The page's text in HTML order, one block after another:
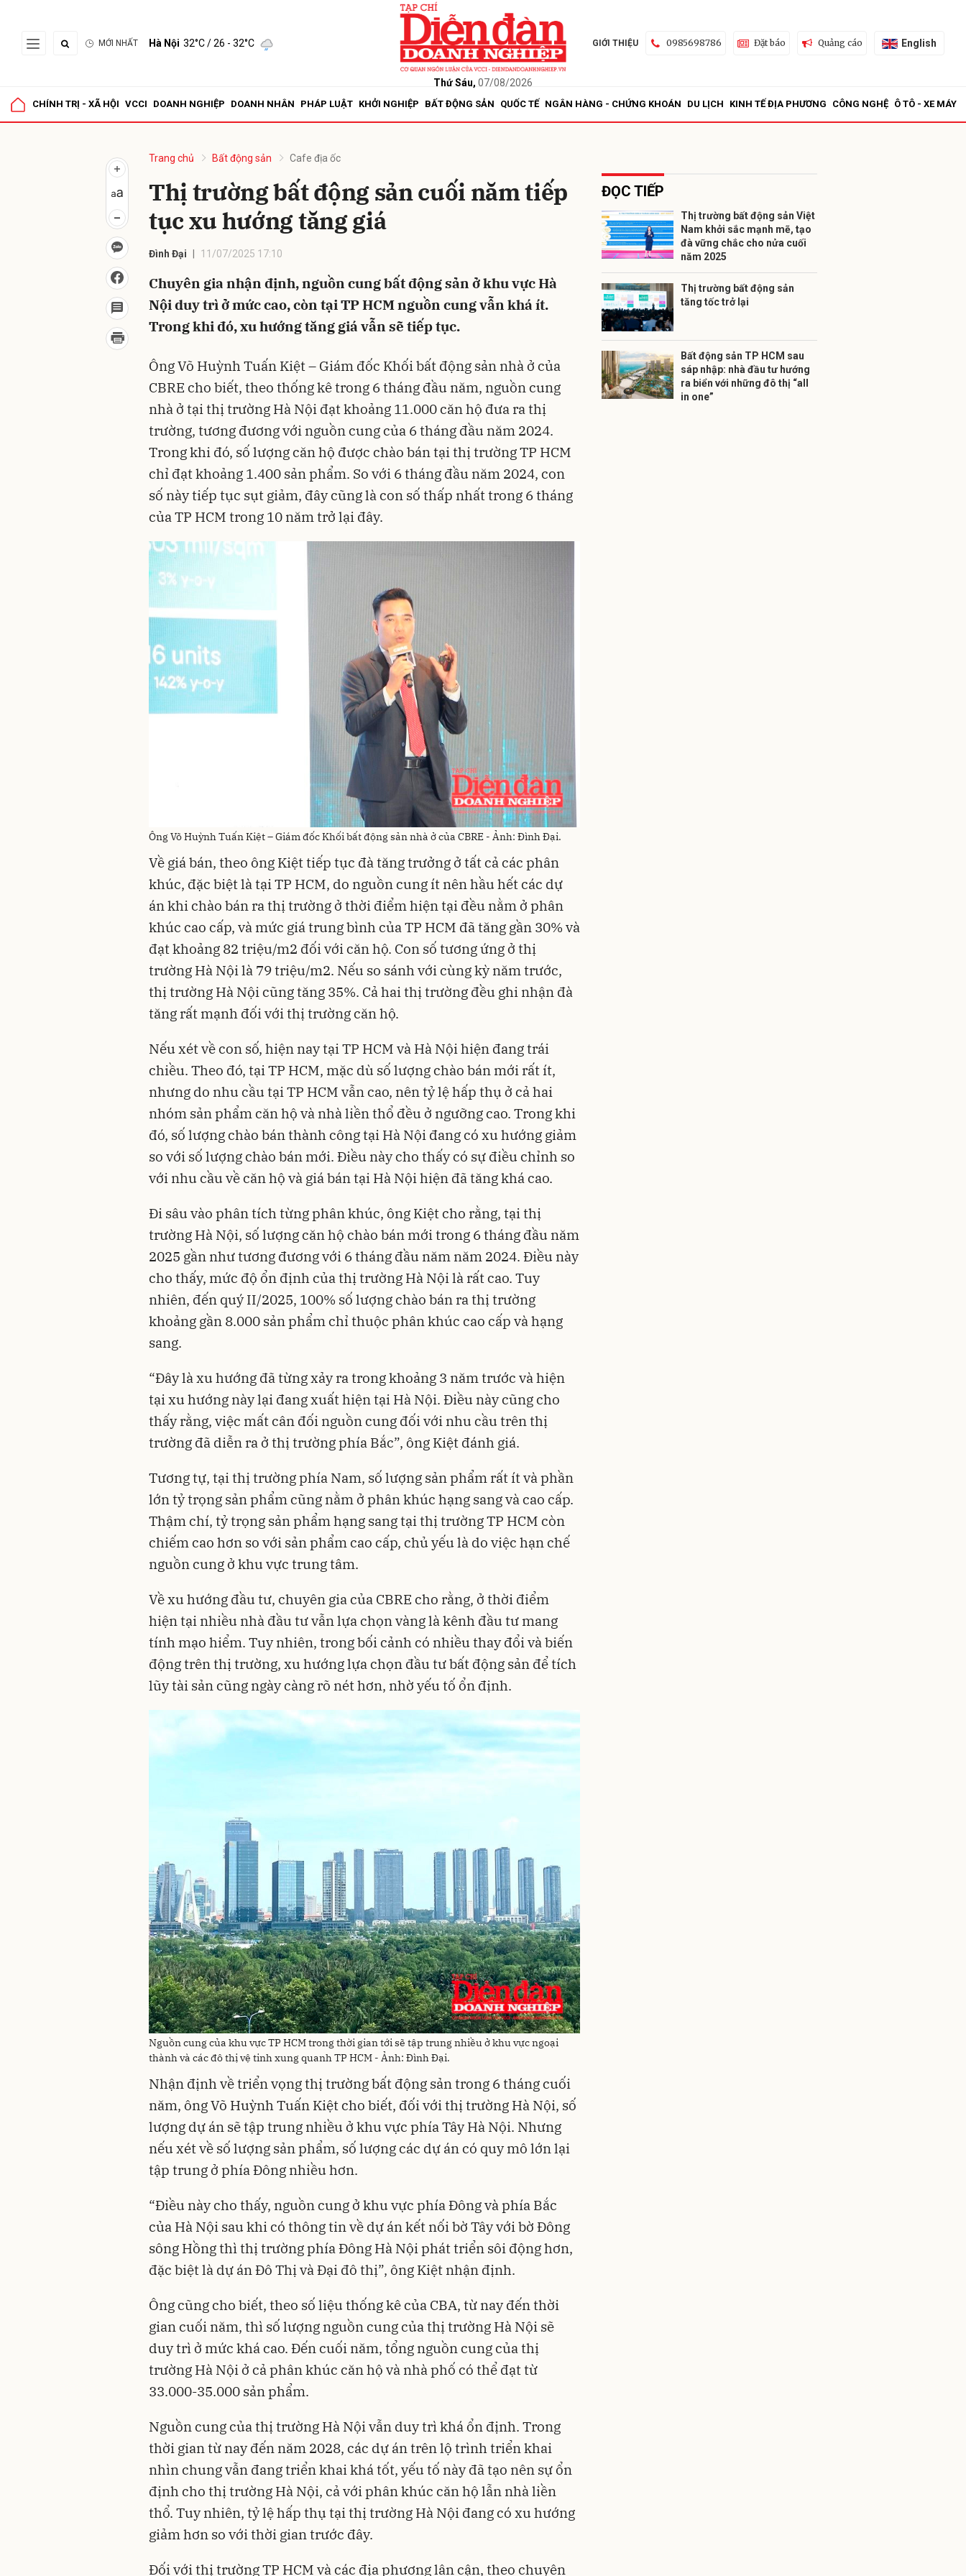
MỚI NHẤT Hà Nội 32°C/ 26 - 32°C
Thứ Sáu, 07/08/2026
GIỚI THIỆU 0985698786 Đặt báo Quảng cáo English
CHÍNH TRỊ - XÃ HỘI VCCI DOANH NGHIỆP DOANH NHÂN PHÁP LUẬT KHỞI NGHIỆP BẤT ĐỘNG SẢN QUỐC TẾ NGÂN HÀNG - CHỨNG KHOÁN DU LỊCH KINH TẾ ĐỊA PHƯƠNG CÔNG NGHỆ Ô TÔ - XE MÁY
Trang chủ Bất động sản Cafe địa ốc
Thị trường bất động sản cuối năm tiếp
tục xu hướng tăng giá
Đình Đại 11/07/2025 17:10
Chuyên gia nhận định, nguồn cung bất động sản ở khu vực Hà
Nội duy trì ở mức cao, còn tại TP HCM nguồn cung vẫn khá ít.
Trong khi đó, xu hướng tăng giá vẫn sẽ tiếp tục.
Ông Võ Huỳnh Tuấn Kiệt – Giám đốc Khối bất động sản nhà ở của
CBRE cho biết, theo thống kê trong 6 tháng đầu năm, nguồn cung
nhà ở tại thị trường Hà Nội đạt khoảng 11.000 căn hộ đưa ra thị
trường, tương đương với nguồn cung của 6 tháng đầu năm 2024.
Trong khi đó, số lượng căn hộ được chào bán tại thị trường TP HCM
chỉ đạt khoảng 1.400 sản phẩm. So với 6 tháng đầu năm 2024, con
số này tiếp tục sụt giảm, đây cũng là con số thấp nhất trong 6 tháng
của TP HCM trong 10 năm trở lại đây.
Ông Võ Huỳnh Tuấn Kiệt – Giám đốc Khối bất động sản nhà ở của CBRE - Ảnh: Đình Đại.
Về giá bán, theo ông Kiệt tiếp tục đà tăng trưởng ở tất cả các phân
khúc, đặc biệt là tại TP HCM, do nguồn cung ít nên hầu hết các dự
án khi chào bán ra thị trường ở thời điểm hiện tại đều nằm ở phân
khúc cao cấp, và mức giá trung bình của TP HCM đã tăng gần 30% và
đạt khoảng 82 triệu/m2 đối với căn hộ. Con số tương ứng ở thị
trường Hà Nội là 79 triệu/m2. Nếu so sánh với cùng kỳ năm trước,
thị trường Hà Nội cũng tăng 35%. Cả hai thị trường đều ghi nhận đà
tăng rất mạnh đối với thị trường căn hộ.
Nếu xét về con số, hiện nay tại TP HCM và Hà Nội hiện đang trái
chiều. Theo đó, tại TP HCM, mặc dù số lượng chào bán mới rất ít,
nhưng do nhu cầu tại TP HCM vẫn cao, nên tỷ lệ hấp thụ ở cả hai
nhóm sản phẩm căn hộ và nhà liền thổ đều ở ngưỡng cao. Trong khi
đó, số lượng chào bán thành công tại Hà Nội đang có xu hướng giảm
so với số lượng chào bán mới. Điều này cho thấy có sự điều chỉnh so
với nhu cầu về căn hộ và giá bán tại Hà Nội hiện đã tăng khá cao.
Đi sâu vào phân tích từng phân khúc, ông Kiệt cho rằng, tại thị
trường Hà Nội, số lượng căn hộ chào bán mới trong 6 tháng đầu năm
2025 gần như tương đương với 6 tháng đầu năm năm 2024. Điều này
cho thấy, mức độ ổn định của thị trường Hà Nội là rất cao. Tuy
nhiên, đến quý II/2025, 100% số lượng chào bán ra thị trường
khoảng gần 8.000 sản phẩm chỉ thuộc phân khúc cao cấp và hạng
sang.
“Đây là xu hướng đã từng xảy ra trong khoảng 3 năm trước và hiện
tại xu hướng này lại đang xuất hiện tại Hà Nội. Điều này cũng cho
thấy rằng, việc mất cân đối nguồn cung đối với nhu cầu trên thị
trường đã diễn ra ở thị trường phía Bắc”, ông Kiệt đánh giá.
Tương tự, tại thị trường phía Nam, số lượng sản phẩm rất ít và phần
lớn tỷ trọng sản phẩm cũng nằm ở phân khúc hạng sang và cao cấp.
Thậm chí, tỷ trọng sản phẩm hạng sang tại thị trường TP HCM còn
chiếm cao hơn so với sản phẩm cao cấp, chủ yếu là do việc hạn chế
nguồn cung ở khu vực trung tâm.
Về xu hướng đầu tư, chuyên gia của CBRE cho rằng, ở thời điểm
hiện tại nhiều nhà đầu tư vẫn lựa chọn vàng là kênh đầu tư mang
tính mạo hiểm. Tuy nhiên, trong bối cảnh có nhiều thay đổi và biến
động trên thị trường, xu hướng lựa chọn đầu tư bất động sản để tích
lũy tài sản cũng ngày càng rõ nét hơn, nhờ yếu tố ổn định.
Nguồn cung của khu vực TP HCM trong thời gian tới sẽ tập trung nhiều ở khu vực ngoại
thành và các đô thị vệ tinh xung quanh TP HCM - Ảnh: Đình Đại.
Nhận định về triển vọng thị trường bất động sản trong 6 tháng cuối
năm, ông Võ Huỳnh Tuấn Kiệt cho biết, đối với thị trường Hà Nội, số
lượng dự án sẽ tập trung nhiều ở khu vực phía Tây Hà Nội. Nhưng
nếu xét về số lượng sản phẩm, số lượng các dự án có quy mô lớn lại
tập trung ở phía Đông nhiều hơn.
“Điều này cho thấy, nguồn cung ở khu vực phía Đông và phía Bắc
của Hà Nội sau khi có thông tin về dự án kết nối bờ Tây với bờ Đông
sông Hồng thì thị trường phía Đông Hà Nội phát triển sôi động hơn,
đặc biệt là dự án Đô Thị và Đại đô thị”, ông Kiệt nhận định.
Ông cũng cho biết, theo số liệu thống kê của CBA, từ nay đến thời
gian cuối năm, thì số lượng nguồn cung của thị trường Hà Nội sẽ
duy trì ở mức khá cao. Đến cuối năm, tổng nguồn cung của thị
trường Hà Nội ở cả phân khúc căn hộ và nhà phố có thể đạt từ
33.000-35.000 sản phẩm.
Nguồn cung của thị trường Hà Nội vẫn duy trì khá ổn định. Trong
thời gian từ nay đến năm 2028, các dự án trên lộ trình triển khai
nhìn chung vẫn đang triển khai khá tốt, yếu tố này đã tạo nên sự ổn
định cho thị trường Hà Nội, cả với phân khúc căn hộ lẫn nhà liền
thổ. Tuy nhiên, tỷ lệ hấp thụ tại thị trường Hà Nội đang có xu hướng
giảm hơn so với thời gian trước đây.
Đối với thị trường TP HCM và các địa phương lân cận, theo chuyên
ĐỌC TIẾP
Thị trường bất động sản Việt
Nam khởi sắc mạnh mẽ, tạo
đà vững chắc cho nửa cuối
năm 2025
Thị trường bất động sản
tăng tốc trở lại
Bất động sản TP HCM sau
sáp nhập: nhà đầu tư hướng
ra biển với những đô thị “all
in one”
Gửi